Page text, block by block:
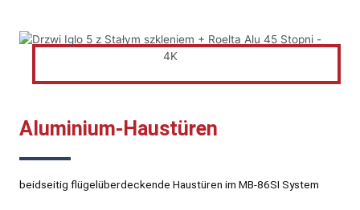
Aluminium-Haustüren
beidseitig flügelüberdeckende Haustüren im MB-86SI System